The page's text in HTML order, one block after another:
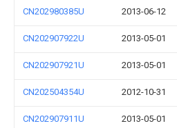
CN202980385U 2013-06-12
CN202907922U 2013-05-01
CN202907921U 2013-05-01
CN202504354U 2012-10-31
CN202907911U 2013-05-01